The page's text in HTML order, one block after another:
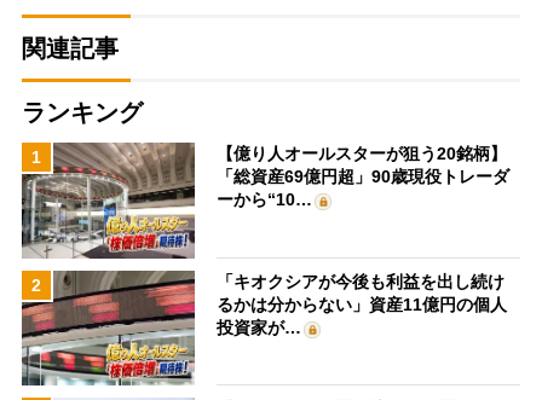
関連記事
ランキング
1
【億り人オールスターが狙う20銘柄】
「総資産69億円超」90歳現役トレーダ
ーから“10…
2
「キオクシアが今後も利益を出し続け
るかは分からない」資産11億円の個人
投資家が…